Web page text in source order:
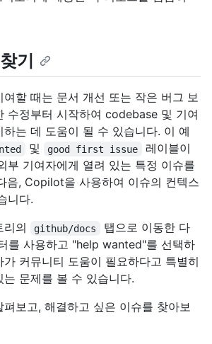
기
여할 때는 문서 개선 또는 작은 버그 보
수정부터 시작하여 codebase 및 기여
는 데 도움이 될 수 있습니다. 이 예
및 good first issue
레이블이
부 기여자에게 열려 있는 특정 이슈를
음, Copilot을 사용하여 이슈의 컨텍스
니다.
의
github/docs
탭으로 이동한 다
를 사용하고 "help wanted"를 선택하
가 커뮤니티 도움이 필요하다고 특별히
는 문제를 볼 수 있습니다.
펴보고, 해결하고 싶은 이슈를 찾아보